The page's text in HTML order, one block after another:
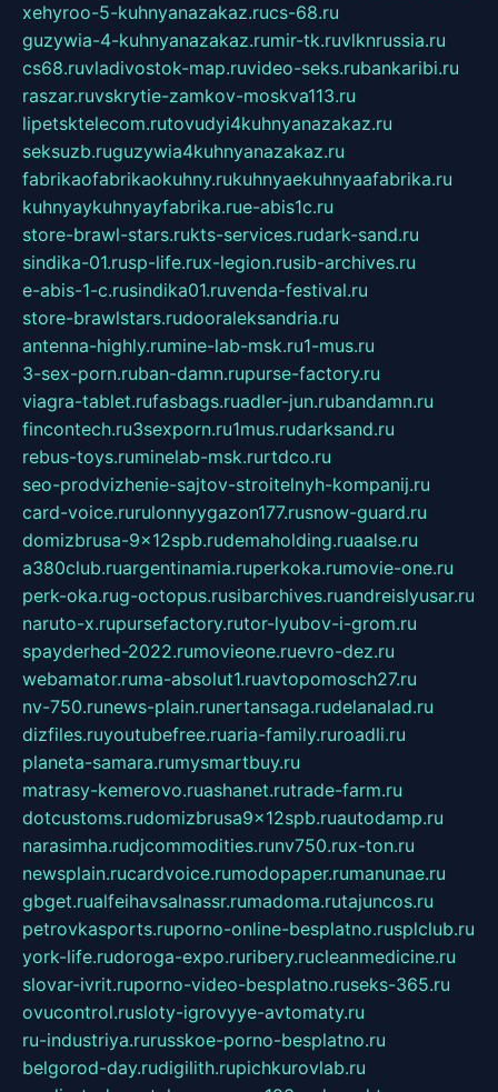
xehyroo-5-kuhnyanazakaz.rucs-68.ru
guzywia-4-kuhnyanazakaz.rumir-tk.ruvlknrussia.ru
cs68.ruvladivostok-map.ruvideo-seks.rubankaribi.ru
raszar.ruvskrytie-zamkov-moskva113.ru
lipetsktelecom.rutovudyi4kuhnyanazakaz.ru
seksuzb.ruguzywia4kuhnyanazakaz.ru
fabrikaofabrikaokuhny.rukuhnyaekuhnyaafabrika.ru
kuhnyaykuhnyayfabrika.rue-abis1c.ru
store-brawl-stars.rukts-services.rudark-sand.ru
sindika-01.rusp-life.rux-legion.rusib-archives.ru
e-abis-1-c.rusindika01.ruvenda-festival.ru
store-brawlstars.rudooraleksandria.ru
antenna-highly.rumine-lab-msk.ru1-mus.ru
3-sex-porn.ruban-damn.rupurse-factory.ru
viagra-tablet.rufasbags.ruadler-jun.rubandamn.ru
fincontech.ru3sexporn.ru1mus.rudarksand.ru
rebus-toys.ruminelab-msk.rurtdco.ru
seo-prodvizhenie-sajtov-stroitelnyh-kompanij.ru
card-voice.rurulonnyygazon177.rusnow-guard.ru
domizbrusa-9x12spb.rudemaholding.ruaalse.ru
a380club.ruargentinamia.ruperkoka.rumovie-one.ru
perk-oka.rug-octopus.rusibarchives.ruandreislyusar.ru
naruto-x.rupursefactory.rutor-lyubov-i-grom.ru
spayderhed-2022.rumovieone.ruevro-dez.ru
webamator.ruma-absolut1.ruavtopomosch27.ru
nv-750.runews-plain.runertansaga.rudelanalad.ru
dizfiles.ruyoutubefree.ruaria-family.ruroadli.ru
planeta-samara.rumysmartbuy.ru
matrasy-kemerovo.ruashanet.rutrade-farm.ru
dotcustoms.rudomizbrusa9x12spb.ruautodamp.ru
narasimha.rudjcommodities.runv750.rux-ton.ru
newsplain.rucardvoice.rumodopaper.rumanunae.ru
gbget.rualfeihavsalnassr.rumadoma.rutajuncos.ru
petrovkasports.ruporno-online-besplatno.rusplclub.ru
york-life.rudoroga-expo.ruribery.rucleanmedicine.ru
slovar-ivrit.ruporno-video-besplatno.ruseks-365.ru
ovucontrol.rusloty-igrovyye-avtomaty.ru
ru-industriya.rurusskoe-porno-besplatno.ru
belgorod-day.rudigilith.rupichkurovlab.ru